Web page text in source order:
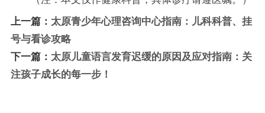
上一篇： 太原青少年心理咨询中心指南：儿科科普、挂
号与看诊攻略
下一篇： 太原儿童语言发育迟缓的原因及应对指南：关
注孩子成长的每一步！